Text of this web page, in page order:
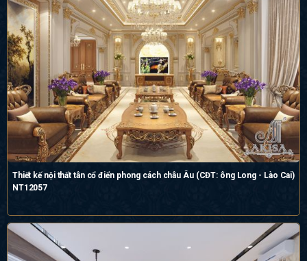
Thiết kế nội thất tân cổ điển phong cách châu Âu (CĐT: ông Long - Lào Cai)
NT12057